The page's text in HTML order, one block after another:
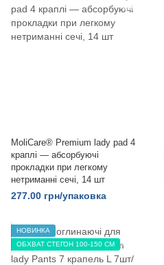
MoliCare® Premium lady pad 4
краплі — абсорбуючі
прокладки при легкому
нетриманні сечі, 14 шт
277.00 грн/упаковка
НОВИНКА
ОБХВАТ СТЕГОН 100-150 СМ